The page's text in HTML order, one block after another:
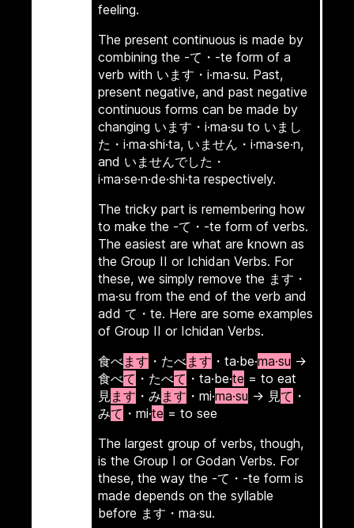
feeling.
The present continuous is made by
combining the -て・-te form of a
verb with います・i·ma·su. Past,
present negative, and past negative
continuous forms can be made by
changing います・i·ma·su to いまし
た・i·ma·shi·ta, いません・i·ma·se·n,
and いませんでした・
i·ma·se·n·de·shi·ta respectively.
The tricky part is remembering how
to make the -て・-te form of verbs.
The easiest are what are known as
the Group II or Ichidan Verbs. For
these, we simply remove the ます・
ma·su from the end of the verb and
add て・te. Here are some examples
of Group II or Ichidan Verbs.
食べます ・たべます ・ta·be·ma·su →
食べて ・たべて ・ta·be·te = to eat
見 ます ・み ます ・mi·ma·su → 見て ・
みて ・mi·te = to see
The largest group of verbs, though,
is the Group I or Godan Verbs. For
these, the way the -て・-te form is
made depends on the syllable
before ます・ma·su.